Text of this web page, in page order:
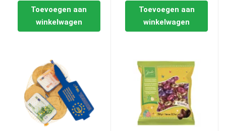
Toevoegen aan
winkelwagen
Toevoegen aan
winkelwagen